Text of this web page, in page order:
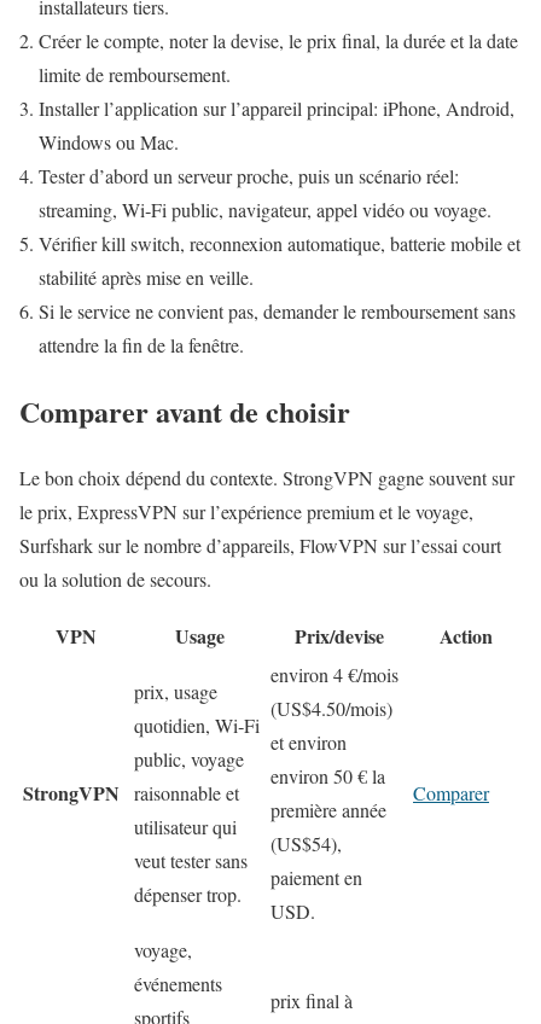
installateurs tiers.
Créer le compte, noter la devise, le prix final, la durée et la date
limite de remboursement.
Installer l’application sur l’appareil principal: iPhone, Android,
Windows ou Mac.
Tester d’abord un serveur proche, puis un scénario réel:
streaming, Wi‑Fi public, navigateur, appel vidéo ou voyage.
Vérifier kill switch, reconnexion automatique, batterie mobile et
stabilité après mise en veille.
Si le service ne convient pas, demander le remboursement sans
attendre la fin de la fenêtre.
Comparer avant de choisir
Le bon choix dépend du contexte. StrongVPN gagne souvent sur
le prix, ExpressVPN sur l’expérience premium et le voyage,
Surfshark sur le nombre d’appareils, FlowVPN sur l’essai court
ou la solution de secours.
VPN Usage Prix/devise Action
StrongVPN
prix, usage
quotidien, Wi‑Fi
public, voyage
raisonnable et
utilisateur qui
veut tester sans
dépenser trop.
environ 4 €/mois
(US$4.50/mois)
et environ
environ 50 € la
première année
(US$54),
paiement en
USD.
Comparer
voyage,
événements
sportifs
prix final à